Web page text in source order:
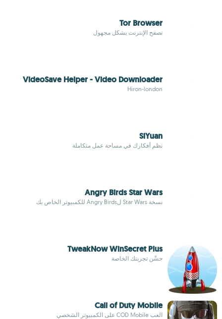
Tor Browser
تصفح الإنترنت بشكل مجهول
VideoSave Helper - Video Downloader
Hiron-london
SiYuan
نظم أفكارك في مساحة عمل متكاملة
Angry Birds Star Wars
نسخة Star Wars لAngry Birds للكمبيوتر الخاص بك
TweakNow WinSecret Plus
حسِّن تجربتك الخاصة
Call of Duty Mobile
العب COD Mobile على الكمبيوتر الشخصي